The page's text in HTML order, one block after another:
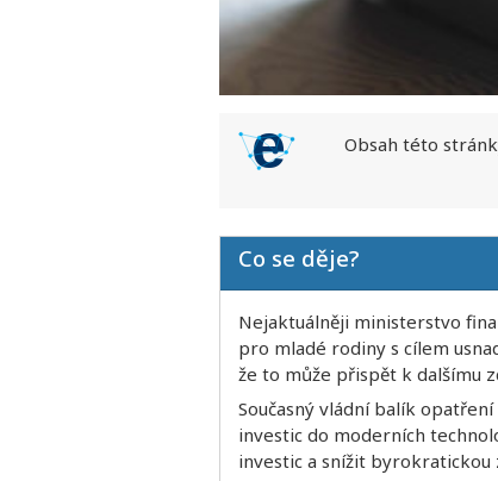
Obsah této
Co se děje?
Nejaktuálněji ministerstvo
pro mladé rodiny s cílem
že to může přispět k dalšímu
Současný vládní balík
investic do moderních
investic a snížit